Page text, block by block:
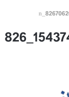
696658118_1543743527134745_826